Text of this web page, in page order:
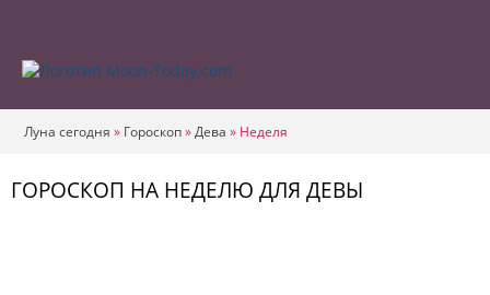
Луна сегодня » Гороскоп»Дева » Неделя
ГОРОСКОП НА НЕДЕЛЮ ДЛЯ ДЕВЫ